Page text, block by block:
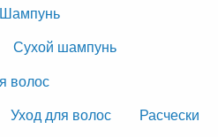
Шампунь
Сухой шампунь
волос
Уход для волос
Расчески